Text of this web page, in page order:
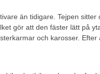
än tidigare. Tejpen
gör att den fäster lätt på
och karosser.